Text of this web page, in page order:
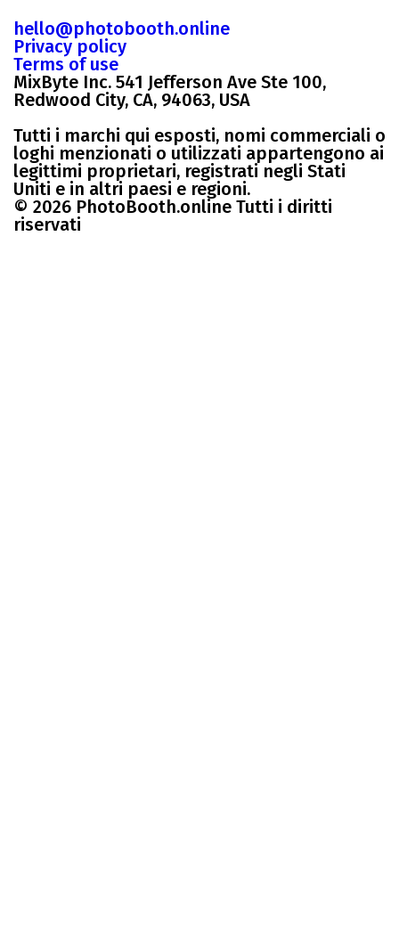
hello@photobooth.online
Privacy policy
Terms of use
MixByte Inc. 541 Jefferson Ave Ste 100,
Redwood City, CA, 94063, USA
Tutti i marchi qui esposti, nomi commerciali o
loghi menzionati o utilizzati appartengono ai
legittimi proprietari, registrati negli Stati
Uniti e in altri paesi e regioni.
© 2026 PhotoBooth.online Tutti i diritti
riservati